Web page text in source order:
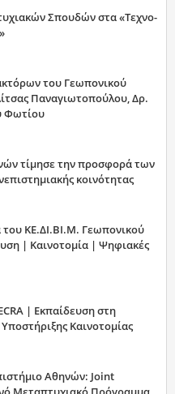
Σπουδών στα «Τεχνο-
του Γεωπονικού
Παναγιωτοπούλου, Δρ.
Φωτίου
τίμησε την προσφορά των
κοινότητας
ΚΕ.ΔΙ.ΒΙ.Μ. Γεωπονικού
| Καινοτομία | Ψηφιακές
| Εκπαίδευση στη
Καινοτομίας
Αθηνών: Joint